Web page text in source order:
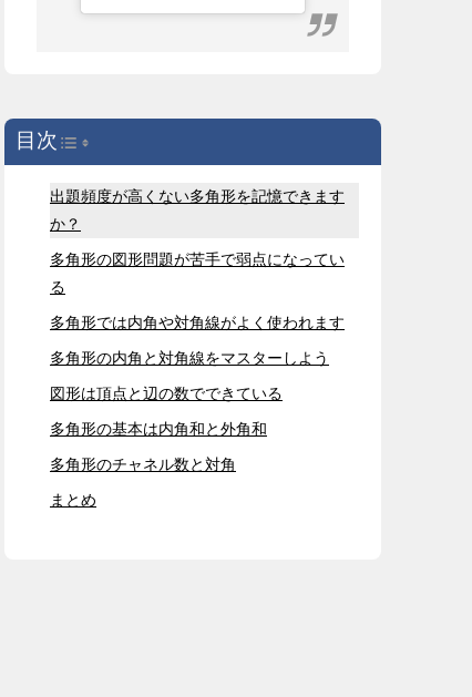
目次 Toggle Table of Content
出題頻度が高くない多角形を記憶できます
か？
多角形の図形問題が苦手で弱点になってい
る
多角形では内角や対角線がよく使われます
多角形の内角と対角線をマスターしよう
図形は頂点と辺の数でできている
多角形の基本は内角和と外角和
多角形のチャネル数と対角
まとめ